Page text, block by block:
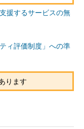
援するサービスの無
ィ評価制度」への準
ります